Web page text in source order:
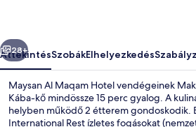
Következő
28+
ÁttekintésSzobákElhelyezkedés
Maysan Al Maqam Hotel vendégeinek
Kába-kő mindössze 15 perc gyalog. A
helyben működő 2 étterem gondoskodik.
International Rest ízletes fogásokat